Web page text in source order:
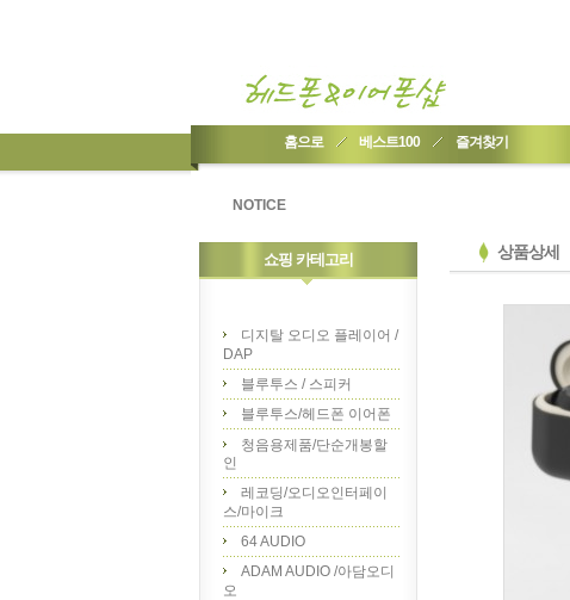
홈으로 베스트100 즐겨찾기
NOTICE
쇼핑 카테고리
디지탈 오디오 플레이어 /
DAP
블루투스 / 스피커
블루투스/헤드폰 이어폰
청음용제품/단순개봉할
인
레코딩/오디오인터페이
스/마이크
64 AUDIO
ADAM AUDIO /아담오디
오
상품상세